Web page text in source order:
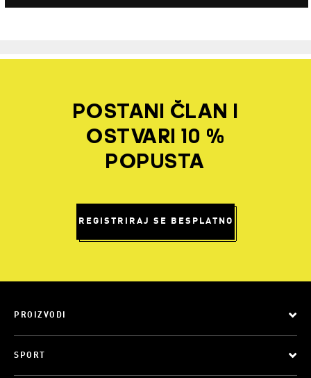
POSTANI ČLAN I
OSTVARI 10 %
POPUSTA
REGISTRIRAJ SE BESPLATNO
PROIZVODI
SPORT